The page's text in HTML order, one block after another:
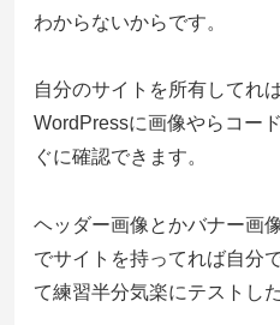
わからないからです。
自分のサイトを所有してれ
WordPressに画像やらコー
ぐに確認できます。
ヘッダー画像とかバナー画
でサイトを持ってれば自分
て練習半分気楽にテストし